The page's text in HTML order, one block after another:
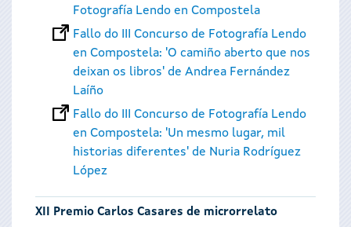
Fotografía Lendo en Compostela
Fallo do III Concurso de Fotografía Lendo
en Compostela: 'O camiño aberto que nos
deixan os libros' de Andrea Fernández
Laíño
Fallo do III Concurso de Fotografía Lendo
en Compostela: 'Un mesmo lugar, mil
historias diferentes' de Nuria Rodríguez
López
XII Premio Carlos Casares de microrrelato